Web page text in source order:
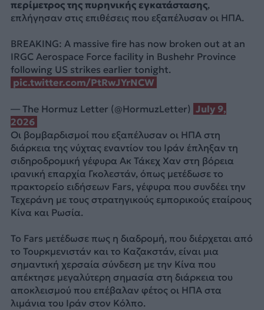
περίμετρος της πυρηνικής εγκατάστασης,
επλήγησαν στις επιθέσεις που εξαπέλυσαν οι ΗΠΑ.
BREAKING: A massive fire has now broken out at an
IRGC Aerospace Force facility in Bushehr Province
following US strikes earlier tonight.
pic.twitter.com/PtRwJYrNCW
— The Hormuz Letter (@HormuzLetter) July 9,
2026
Οι βομβαρδισμοί που εξαπέλυσαν οι ΗΠΑ στη
διάρκεια της νύχτας εναντίον του Ιράν έπληξαν τη
σιδηροδρομική γέφυρα Ακ Τάκεχ Χαν στη βόρεια
ιρανική επαρχία Γκολεστάν, όπως μετέδωσε το
πρακτορείο ειδήσεων Fars, γέφυρα που συνδέει την
Τεχεράνη με τους στρατηγικούς εμπορικούς εταίρους
Κίνα και Ρωσία.
Το Fars μετέδωσε πως η διαδρομή, που διέρχεται από
το Τουρκμενιστάν και το Καζακστάν, είναι μια
σημαντική χερσαία σύνδεση με την Κίνα που
απέκτησε μεγαλύτερη σημασία στη διάρκεια του
αποκλεισμού που επέβαλαν φέτος οι ΗΠΑ στα
λιμάνια του Ιράν στον Κόλπο.